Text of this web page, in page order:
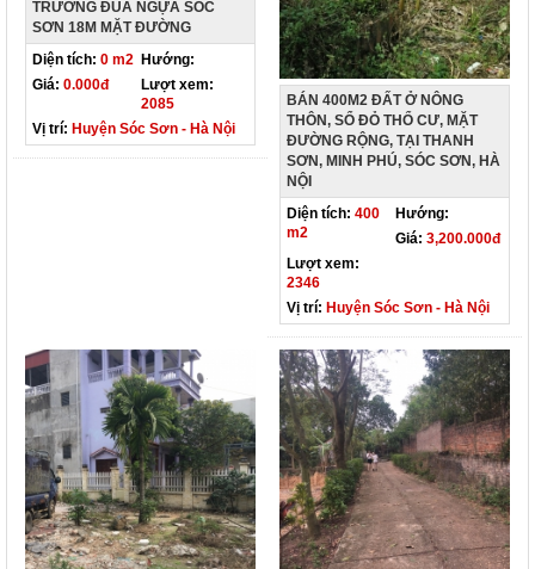
TRƯỜNG ĐUA NGỰA SÓC
SƠN 18M MẶT ĐƯỜNG
Diện tích: 0 m2 Hướng:
Giá: 0.000đ
Lượt xem:
2085
Vị trí: Huyện Sóc Sơn - Hà Nội
BÁN 400M2 ĐẤT Ở NÔNG
THÔN, SỔ ĐỎ THỔ CƯ, MẶT
ĐƯỜNG RỘNG, TẠI THANH
SƠN, MINH PHÚ, SÓC SƠN, HÀ
NỘI
Diện tích: 400
m2
Hướng:
Giá: 3,200.000đ
Lượt xem:
2346
Vị trí: Huyện Sóc Sơn - Hà Nội